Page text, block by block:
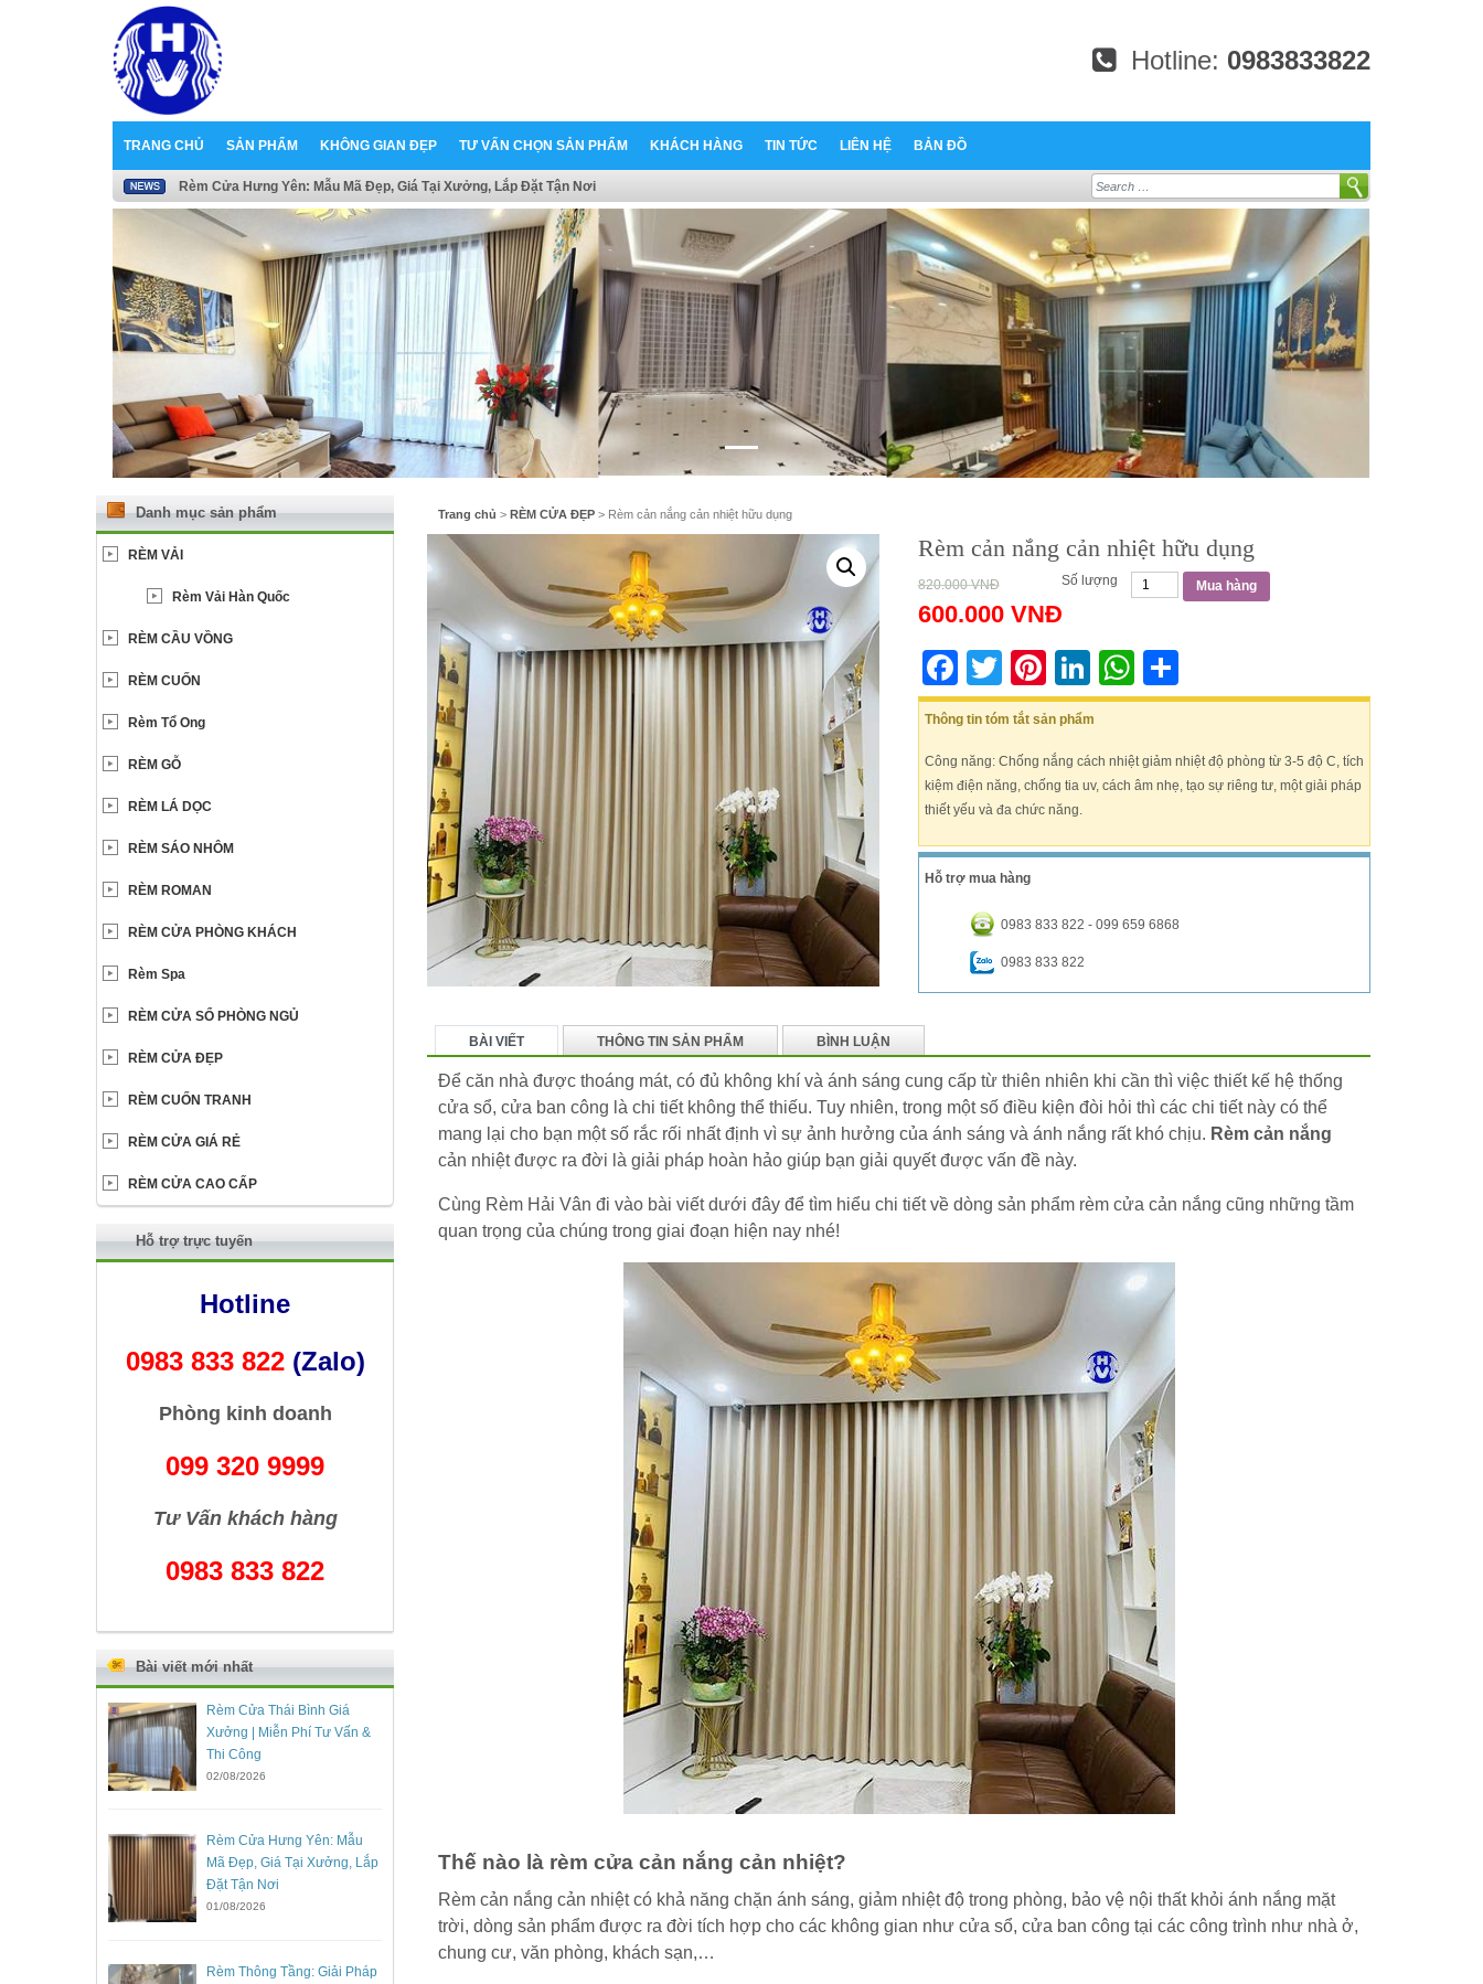
Hotline: 0983833822
TRANG CHỦ SẢN PHẨM KHÔNG GIAN ĐẸP TƯ VẤN CHỌN SẢN PHẨM KHÁCH HÀNG TIN TỨC LIÊN HỆ BẢN ĐỒ
Rèm Cửa Hưng Yên: Mẫu Mã Đẹp, Giá Tại Xưởng, Lắp Đặt Tận Nơi Search
Trang chủ > RÈM CỬA ĐẸP > Rèm cản nắng cản nhiệt hữu dụng
Rèm cản nắng cản nhiệt hữu dụng
820.000VNĐ
600.000 VNĐ
Số lượng Mua hàng
Facebook
TwitterPinterest
LinkedIn
WhatsApp
Thông tin tóm tắt sản phẩm
Công năng: Chống nắng cách nhiệt giảm nhiệt độ phòng từ 3-5 độ C, tích
kiệm điện năng, chống tia uv, cách âm nhẹ, tạo sự riêng tư, một giải pháp
thiết yếu và đa chức năng.
Hỗ trợ mua hàng
0983 833 822 - 099 659 6868
0983 833 822
BÀI VIẾT THÔNG TIN SẢN PHẨM BÌNH LUẬN
Để căn nhà được thoáng mát, có đủ không khí và ánh sáng cung cấp từ thiên nhiên khi cần thì việc thiết kế hệ thống
cửa sổ, cửa ban công là chi tiết không thể thiếu. Tuy nhiên, trong một số điều kiện đòi hỏi thì các chi tiết này có thể
mang lại cho bạn một số rắc rối nhất định vì sự ảnh hưởng của ánh sáng và ánh nắng rất khó chịu. Rèm cản nắng
cản nhiệt được ra đời là giải pháp hoàn hảo giúp bạn giải quyết được vấn đề này.
Cùng Rèm Hải Vân đi vào bài viết dưới đây để tìm hiểu chi tiết về dòng sản phẩm rèm cửa cản nắng cũng những tầm
quan trọng của chúng trong giai đoạn hiện nay nhé!
Thế nào là rèm cửa cản nắng cản nhiệt?
Rèm cản nắng cản nhiệt có khả năng chặn ánh sáng, giảm nhiệt độ trong phòng, bảo vệ nội thất khỏi ánh nắng mặt
trời, dòng sản phẩm được ra đời tích hợp cho các không gian như cửa sổ, cửa ban công tại các công trình như nhà ở,
chung cư, văn phòng, khách sạn,…
Danh mục sản phẩm
RÈM VẢI
Rèm Vải Hàn Quốc
RÈM CẦU VỒNG
RÈM CUỐN
Rèm Tổ Ong
RÈM GỖ
RÈM LÁ DỌC
RÈM SÁO NHÔM
RÈM ROMAN
RÈM CỬA PHÒNG KHÁCH
Rèm Spa
RÈM CỬA SỔ PHÒNG NGỦ
RÈM CỬA ĐẸP
RÈM CUỐN TRANH
RÈM CỬA GIÁ RẺ
RÈM CỬA CAO CẤP
Hỗ trợ trực tuyến
Hotline
0983 833 822 (Zalo)
Phòng kinh doanh
099 320 9999
Tư Vấn khách hàng
0983 833 822
Bài viết mới nhất
Rèm Cửa Thái Bình Giá
Xưởng | Miễn Phí Tư Vấn &
Thi Công
02/08/2026
Rèm Cửa Hưng Yên: Mẫu
Mã Đẹp, Giá Tại Xưởng, Lắp
Đặt Tận Nơi
01/08/2026
Rèm Thông Tầng: Giải Pháp